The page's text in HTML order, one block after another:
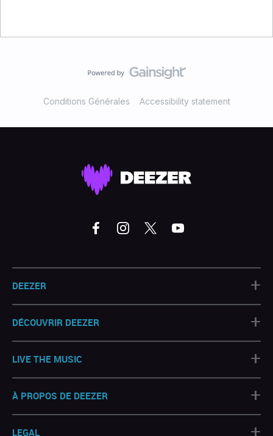
Conditions Générales Accessibility statement
DEEZER +
DÉCOUVRIR DEEZER +
LIVE THE MUSIC +
À PROPOS DE DEEZER +
LEGAL +